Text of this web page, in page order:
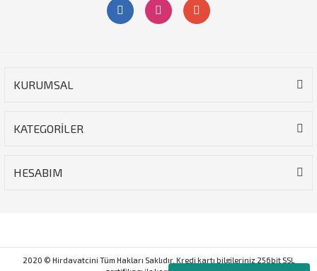
KURUMSAL
KATEGORİLER
HESABIM
2020 © Hirdavatcini Tüm Hakları Saklıdır. Kredi kartı bilgileriniz 256bit SSL